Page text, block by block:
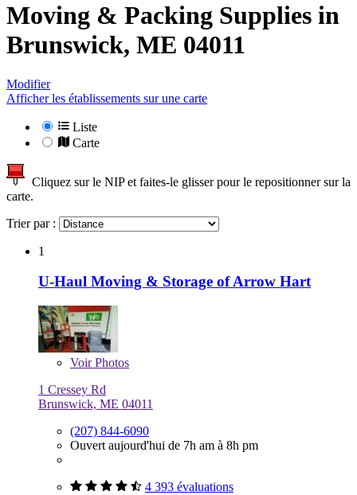
Moving & Packing Supplies in
Brunswick, ME 04011
Modifier
Afficher les établissements sur une carte
Liste
Carte
Cliquez sur le NIP et faites-le glisser pour le repositionner sur la
carte.
Trier par :
1
U-Haul Moving & Storage of Arrow Hart
VoirPhotos
1 Cressey Rd
Brunswick, ME 04011
(207) 844-6090
Ouvert aujourd'hui de 7h am à 8h pm
4 393 évaluations